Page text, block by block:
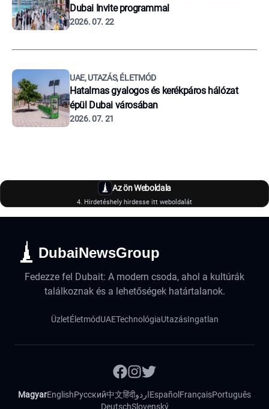
Dubai Invite programmal
2026. 07. 22
UAE, UTAZÁS, ÉLETMÓD
Hatalmas gyalogos és kerékpáros hálózat
épül Dubai városában
2026. 07. 21
Az ön Weboldala
4. Hirdetéshely hirdesse itt weboldalát
DubaiNewsGroup
Fedezze fel Dubait: A modern csoda, ahol a kultúrák
találkoznak és a lehetőségek határtalanok.
ÜzletÉletmódUAETechnológiaUtazásIngatlan
MagyarEnglishРусский中文हिंदीاردوEspañol FrançaisPortuguês
DeutschSlovenský